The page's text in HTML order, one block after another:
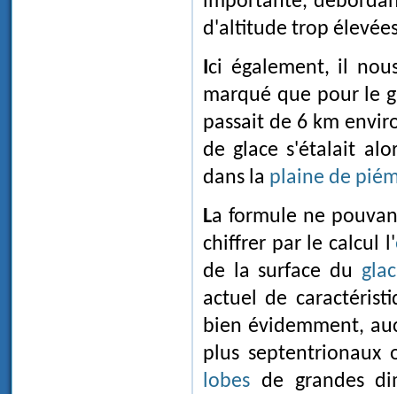
d'altitude trop
Ici également, il
marqué que pour le
passait de 6 km
de glace s'étalait
dans la plaine de
La formule ne pouvant être utilisée ici - car nous ne sommes pas en mesure de
chiffrer par le calcul l'
de la surface du
actuel de
bien évidemment,
plus septentrionaux
lobes de grandes